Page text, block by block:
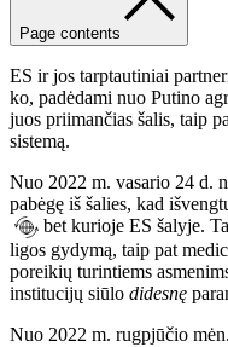
Page contents
ES ir jos tarptautiniai
ko, padėdami nuo Putino
juos priimančias šalis, taip
sistemą.
Nuo 2022 m. vasario 24 d.
pabėgę iš šalies, kad
bet kurioje ES šalyje.
ligos gydymą, taip pat
poreikių turintiems
institucijų siūlo didesnę
Nuo 2022 m. rugpjūčio mėn.